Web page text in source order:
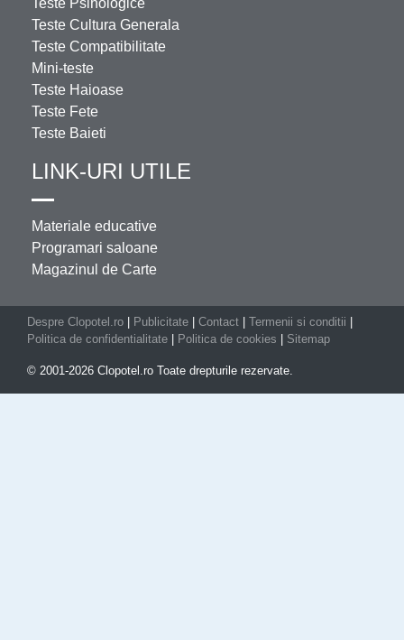
Teste Psihologice
Teste Cultura Generala
Teste Compatibilitate
Mini-teste
Teste Haioase
Teste Fete
Teste Baieti
LINK-URI UTILE
Materiale educative
Programari saloane
Magazinul de Carte
Despre Clopotel.ro Publicitate Contact Termenii si conditii
Politica de confidentialitate
Politica de cookies Sitemap
© 2001-2026 Clopotel.ro Toate drepturile rezervate.